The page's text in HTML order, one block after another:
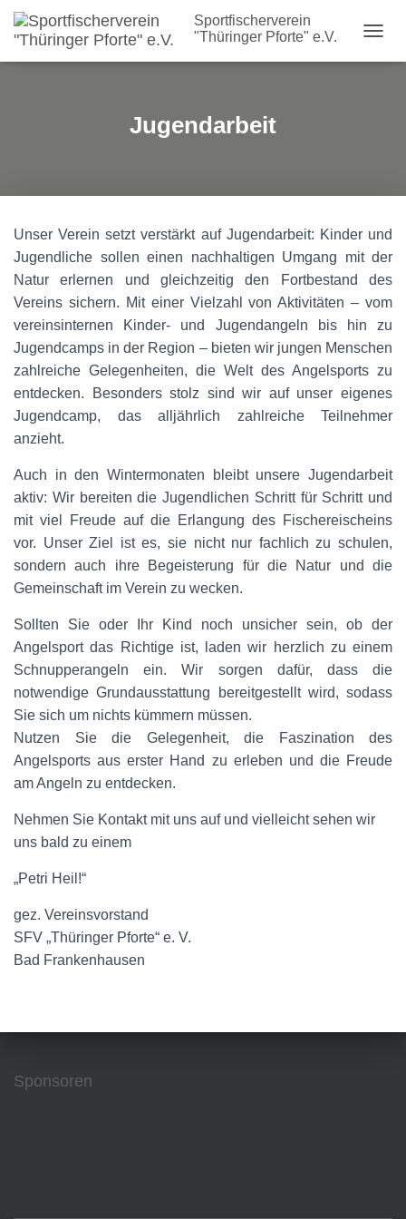
Sportfischerverein
"Thüringer Pforte" e.V.
A
N
M
S
H
A
L
E
N
Jugendarbeit
Unser Verein setzt verstärkt auf Jugendarbeit: Kinder und
Jugendliche sollen einen nachhaltigen Umgang mit der
Natur erlernen und gleichzeitig den Fortbestand des
Vereins sichern. Mit einer Vielzahl von Aktivitäten – vom
vereinsinternen Kinder- und Jugendangeln bis hin zu
Jugendcamps in der Region – bieten wir jungen Menschen
zahlreiche Gelegenheiten, die Welt des Angelsports zu
entdecken. Besonders stolz sind wir auf unser eigenes
Jugendcamp, das alljährlich zahlreiche Teilnehmer
anzieht.
Auch in den Wintermonaten bleibt unsere Jugendarbeit
aktiv: Wir bereiten die Jugendlichen Schritt für Schritt und
mit viel Freude auf die Erlangung des Fischereischeins
vor. Unser Ziel ist es, sie nicht nur fachlich zu schulen,
sondern auch ihre Begeisterung für die Natur und die
Gemeinschaft im Verein zu wecken.
Sollten Sie oder Ihr Kind noch unsicher sein, ob der
Angelsport das Richtige ist, laden wir herzlich zu einem
Schnupperangeln ein. Wir sorgen dafür, dass die
notwendige Grundausstattung bereitgestellt wird, sodass
Sie sich um nichts kümmern müssen.
Nutzen Sie die Gelegenheit, die Faszination des
Angelsports aus erster Hand zu erleben und die Freude
am Angeln zu entdecken.
Nehmen Sie Kontakt mit uns auf und vielleicht sehen wir
uns bald zu einem
„Petri Heil!“
gez. Vereinsvorstand
SFV „Thüringer Pforte“ e. V.
Bad Frankenhausen
Sponsoren